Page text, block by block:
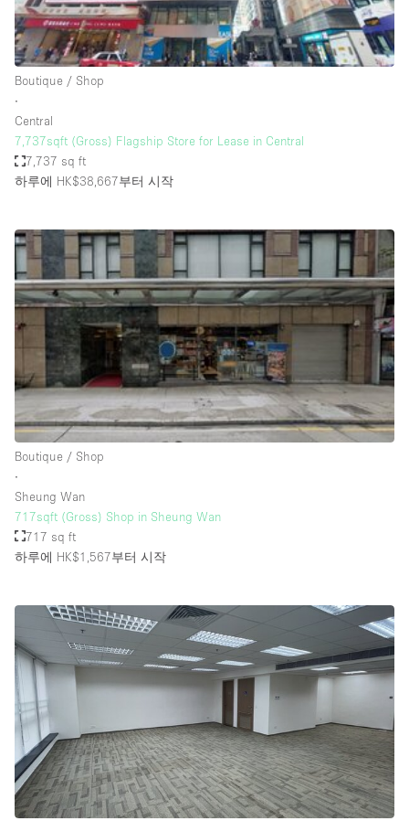
Haussmann Style
Heating
Industrial
Kitchen
Large Door Entrance
Liquor Licence
Living Space
Multiple Rooms
Office Equipment
Private Parking
Raw
Rooftop / Terrace
Security System
Smoking Area
Sound & Video Equipment
Soundproof
Street Level
Stunning View
Terrace
Water Access
Whitebox / Minimal
Window Display
Boutique / Shop
∙
Central
7,737sqft (Gross) Flagship Store for Lease in Central
7,737 sq ft
하루에 HK$38,667부터 시작
Boutique / Shop
∙
Sheung Wan
717sqft (Gross) Shop in Sheung Wan
717 sq ft
하루에 HK$1,567부터 시작